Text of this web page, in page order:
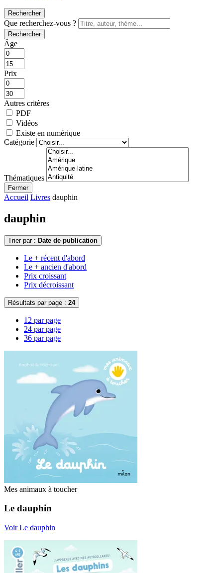
Rechercher
Que recherchez-vous ?
Rechercher
Âge
Prix
Autres critères
PDF
Vidéos
Existe en numérique
Catégorie
Thématiques
Fermer
Accueil Livres dauphin
dauphin
Trier par : Date de publication
Le + récent d'abord
Le + ancien d'abord
Prix croissant
Prix décroissant
Résultats par page : 24
12 par page
24 par page
36 par page
Mes animaux à toucher
Le dauphin
Voir Le dauphin